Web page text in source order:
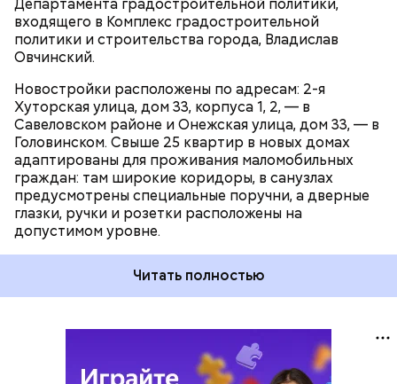
Департамента градостроительной политики,
входящего в Комплекс градостроительной
политики и строительства города, Владислав
Овчинский.
Новостройки расположены по адресам: 2-я
Хуторская улица, дом 33, корпуса 1, 2, — в
Савеловском районе и Онежская улица, дом 33, — в
Головинском. Свыше 25 квартир в новых домах
адаптированы для проживания маломобильных
граждан: там широкие коридоры, в санузлах
предусмотрены специальные поручни, а дверные
глазки, ручки и розетки расположены на
допустимом уровне.
города Москвы.
Читать полностью
СЕВЕРНЫЙ АДМИНИСТРАТИВНЫЙ ОКРУГ (САО)